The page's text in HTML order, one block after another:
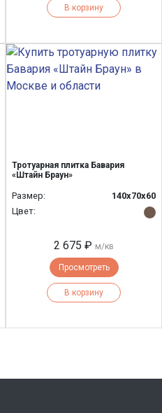
В корзину
Тротуарная плитка Бавария
«Штайн Браун»
Размер:
140х70х60
Цвет:
2 675 ₽ м/кв
Просмотреть
В корзину